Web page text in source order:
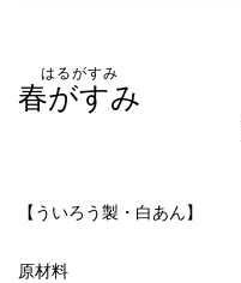
春がすみ
はるがすみ
【ういろう製・白あん】
原材料